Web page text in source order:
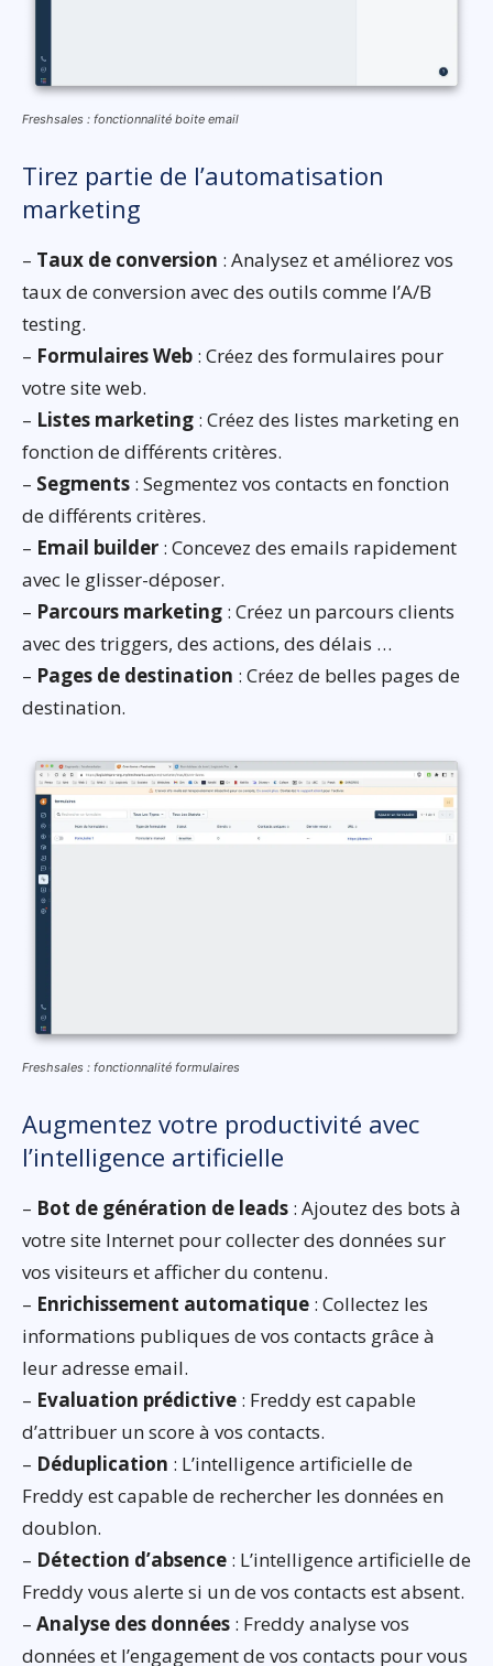
Freshsales : fonctionnalité boite email
Tirez partie de l’automatisation
marketing
– Taux de conversion : Analysez et améliorez vos
taux de conversion avec des outils comme l’A/B
testing.
– Formulaires Web : Créez des formulaires pour
votre site web.
– Listes marketing : Créez des listes marketing en
fonction de différents critères.
– Segments : Segmentez vos contacts en fonction
de différents critères.
– Email builder : Concevez des emails rapidement
avec le glisser-déposer.
– Parcours marketing : Créez un parcours clients
avec des triggers, des actions, des délais …
– Pages de destination : Créez de belles pages de
destination.
Freshsales : fonctionnalité formulaires
Augmentez votre productivité avec
l’intelligence artificielle
– Bot de génération de leads : Ajoutez des bots à
votre site Internet pour collecter des données sur
vos visiteurs et afficher du contenu.
– Enrichissement automatique : Collectez les
informations publiques de vos contacts grâce à
leur adresse email.
– Evaluation prédictive : Freddy est capable
d’attribuer un score à vos contacts.
– Déduplication : L’intelligence artificielle de
Freddy est capable de rechercher les données en
doublon.
– Détection d’absence : L’intelligence artificielle de
Freddy vous alerte si un de vos contacts est absent.
– Analyse des données : Freddy analyse vos
données et l’engagement de vos contacts pour vous